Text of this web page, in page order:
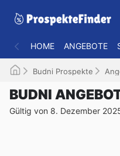
HOME ANGEBOTE
Budni Prospekte
BUDNI
Gültig von 8. Dezember